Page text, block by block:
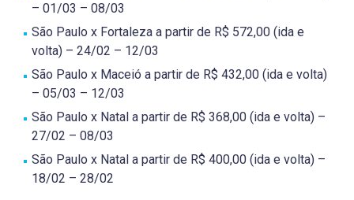
– 01/03 – 08/03
São Paulo x Fortaleza a partir de R$ 572,00 (ida e
volta) – 24/02 – 12/03
São Paulo x Maceió a partir de R$ 432,00 (ida e volta)
– 05/03 – 12/03
São Paulo x Natal a partir de R$ 368,00 (ida e volta) –
27/02 – 08/03
São Paulo x Natal a partir de R$ 400,00 (ida e volta) –
18/02 – 28/02